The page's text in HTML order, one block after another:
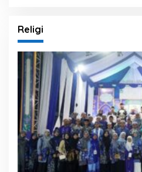
Religi